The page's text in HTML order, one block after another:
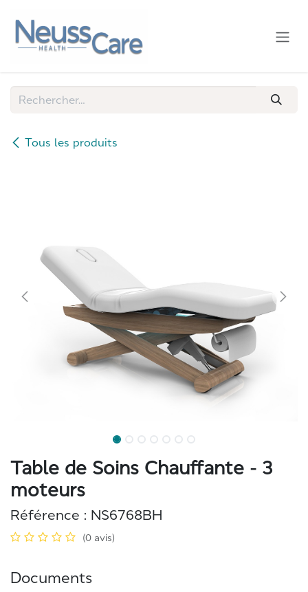
Tous les produits
Table de Soins Chauffante - 3
moteurs
Référence : NS6768BH
(0 avis)
Documents